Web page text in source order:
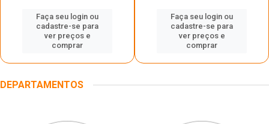
Faça seu login ou
cadastre-se para
ver preços e
comprar
Faça seu login ou
cadastre-se para
ver preços e
comprar
DEPARTAMENTOS